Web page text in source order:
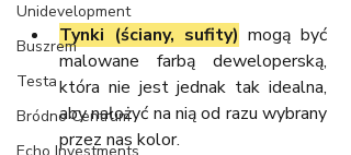
Unidevelopment
Buszrem
Testa
Bródno Centrum
Tynki (ściany, sufity) mogą być
malowane farbą deweloperską,
która nie jest jednak tak idealna,
aby nałożyć na nią od razu wybrany
przez nas kolor.